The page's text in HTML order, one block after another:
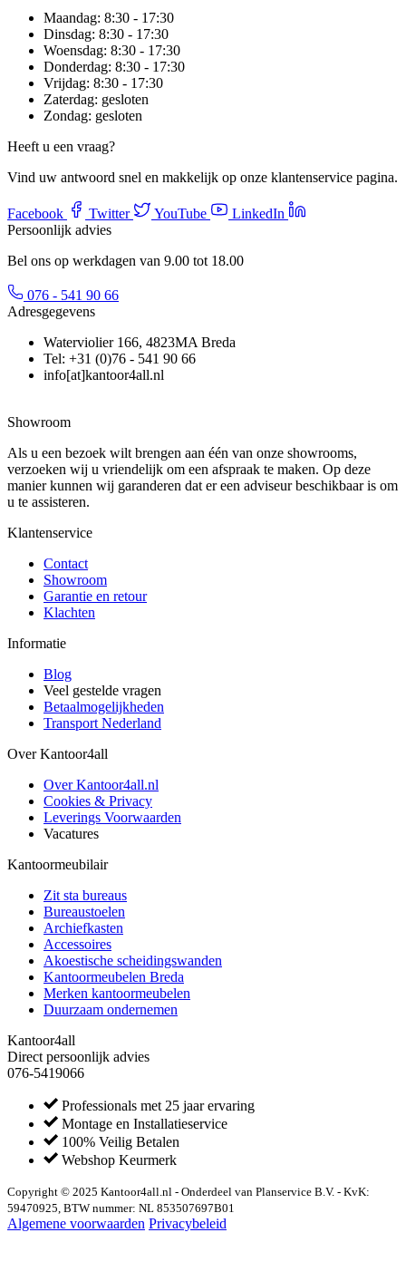
Maandag: 8:30 - 17:30
Dinsdag: 8:30 - 17:30
Woensdag: 8:30 - 17:30
Donderdag: 8:30 - 17:30
Vrijdag: 8:30 - 17:30
Zaterdag: gesloten
Zondag: gesloten
Heeft u een vraag?
Vind uw antwoord snel en makkelijk op onze klantenservice pagina.
Facebook Twitter YouTube
LinkedIn
Persoonlijk advies
Bel ons op werkdagen van 9.00 tot 18.00
076 - 541 90 66
Adresgegevens
Waterviolier 166, 4823MA Breda
Tel: +31 (0)76 - 541 90 66
info[at]kantoor4all.nl
Showroom
Als u een bezoek wilt brengen aan één van onze showrooms,
verzoeken wij u vriendelijk om een afspraak te maken. Op deze
manier kunnen wij garanderen dat er een adviseur beschikbaar is om
u te assisteren.
Klantenservice
Contact
Showroom
Garantie en retour
Klachten
Informatie
Blog
Veel gestelde vragen
Betaalmogelijkheden
Transport Nederland
Over Kantoor4all
Over Kantoor4all.nl
Cookies & Privacy
Leverings Voorwaarden
Vacatures
Kantoormeubilair
Zit sta bureaus
Bureaustoelen
Archiefkasten
Accessoires
Akoestische scheidingswanden
Kantoormeubelen Breda
Merken kantoormeubelen
Duurzaam ondernemen
Kantoor4all
Direct persoonlijk advies
076-5419066
Professionals met 25 jaar ervaring
Montage en Installatieservice
100% Veilig Betalen
Webshop Keurmerk
Copyright © 2025 Kantoor4all.nl - Onderdeel van Planservice B.V. - KvK:
59470925, BTW nummer: NL 853507697B01
Algemene voorwaarden Privacybeleid